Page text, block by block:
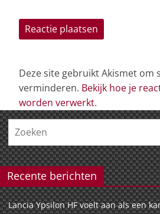
Deze site gebruikt Akismet om
verminderen. Bekijk hoe je
worden verwerkt.
Recente berichten
Lancia Ypsilon HF voelt aan als een